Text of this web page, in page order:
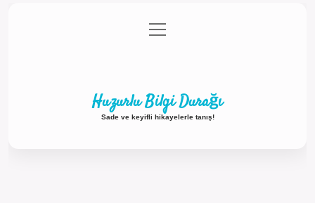
Gizlilik Politikası
menüyü
aç
Huzurlu Bilgi Durağı
Sade ve keyifli hikayelerle tanış!